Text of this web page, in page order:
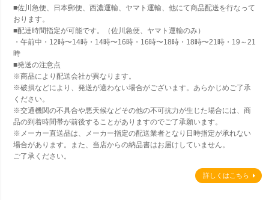
■佐川急便、日本郵便、西濃運輸、ヤマト運輸、他にて商品配送を行なって
おります。
■配達時間指定が可能です。（佐川急便、ヤマト運輸のみ）
・午前中・12時〜14時・14時〜16時・16時〜18時・18時〜21時・19～21
時
■発送の注意点
※商品により配送会社が異なります。
※破損などにより、発送が適わない場合がございます。あらかじめご了承
ください。
※交通機関の不具合や悪天候などその他の不可抗力が生じた場合には、商
品の到着時間帯が前後することがありますのでご了承願います。
※メーカー直送品は、メーカー指定の配送業者となり日時指定が承れない
場合があります。また、当店からの納品書はお届けしていません。
ご了承ください。
詳しくはこちら